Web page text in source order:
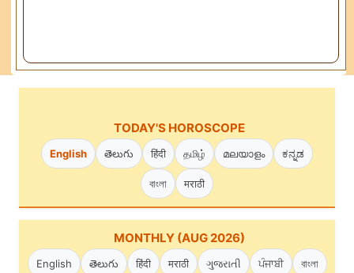
TODAY'S HOROSCOPE
English తెలుగు हिंदी தமிழ் മലയാളം ಕನ್ನಡ
বাংলা मराठी
MONTHLY (AUG 2026)
English తెలుగు हिंदी मराठी ગુજરાતી ਪੰਜਾਬੀ বাংলা